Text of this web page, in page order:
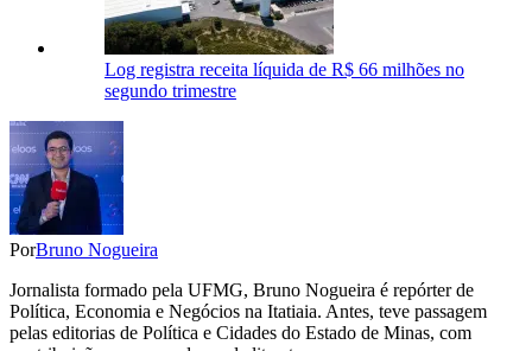
Log registra receita líquida de R$ 66 milhões no
segundo trimestre
PorBruno Nogueira
Jornalista formado pela UFMG, Bruno Nogueira é repórter de
Política, Economia e Negócios na Itatiaia. Antes, teve passagem
pelas editorias de Política e Cidades do Estado de Minas, com